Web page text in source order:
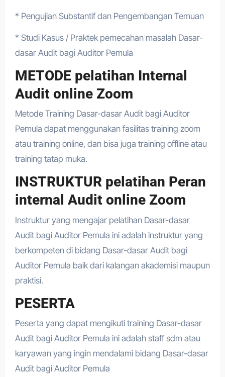
* Pengujian Substantif dan Pengembangan Temuan
* Studi Kasus / Praktek pemecahan masalah Dasar-
dasar Audit bagi Auditor Pemula
METODE pelatihan Internal
Audit online Zoom
Metode Training Dasar-dasar Audit bagi Auditor
Pemula dapat menggunakan fasilitas training zoom
atau training online, dan bisa juga training offline atau
training tatap muka.
INSTRUKTUR pelatihan Peran
internal Audit online Zoom
Instruktur yang mengajar pelatihan Dasar-dasar
Audit bagi Auditor Pemula ini adalah instruktur yang
berkompeten di bidang Dasar-dasar Audit bagi
Auditor Pemula baik dari kalangan akademisi maupun
praktisi.
PESERTA
Peserta yang dapat mengikuti training Dasar-dasar
Audit bagi Auditor Pemula ini adalah staff sdm atau
karyawan yang ingin mendalami bidang Dasar-dasar
Audit bagi Auditor Pemula